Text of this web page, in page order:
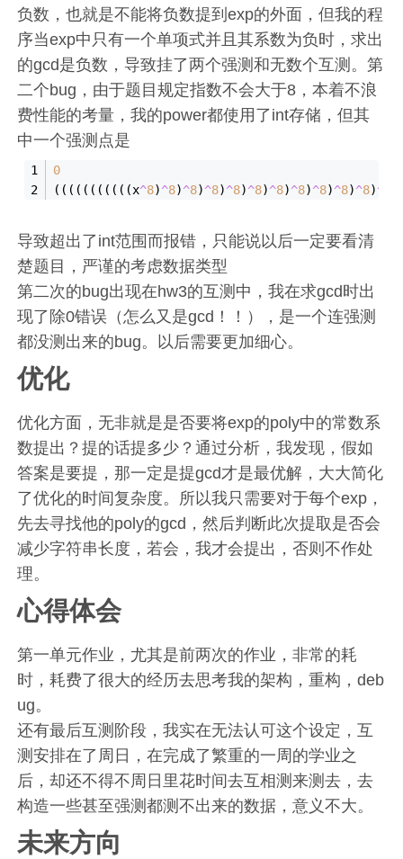
负数，也就是不能将负数提到exp的外面，但我的程
序当exp中只有一个单项式并且其系数为负时，求出
的gcd是负数，导致挂了两个强测和无数个互测。第
二个bug，由于题目规定指数不会大于8，本着不浪
费性能的考量，我的power都使用了int存储，但其
中一个强测点是
0
(((((((((((x^8)^8)^8)^8)^8)^8)^8)^8)^8)^8)^8)^
导致超出了int范围而报错，只能说以后一定要看清
楚题目，严谨的考虑数据类型
第二次的bug出现在hw3的互测中，我在求gcd时出
现了除0错误（怎么又是gcd！！），是一个连强测
都没测出来的bug。以后需要更加细心。
优化
优化方面，无非就是是否要将exp的poly中的常数系
数提出？提的话提多少？通过分析，我发现，假如
答案是要提，那一定是提gcd才是最优解，大大简化
了优化的时间复杂度。所以我只需要对于每个exp，
先去寻找他的poly的gcd，然后判断此次提取是否会
减少字符串长度，若会，我才会提出，否则不作处
理。
心得体会
第一单元作业，尤其是前两次的作业，非常的耗
时，耗费了很大的经历去思考我的架构，重构，deb
ug。
还有最后互测阶段，我实在无法认可这个设定，互
测安排在了周日，在完成了繁重的一周的学业之
后，却还不得不周日里花时间去互相测来测去，去
构造一些甚至强测都测不出来的数据，意义不大。
未来方向